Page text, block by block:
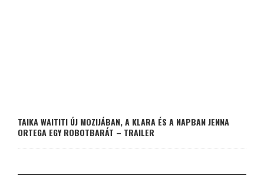
TAIKA WAITITI ÚJ MOZIJÁBAN, A KLARA ÉS A NAPBAN JENNA
ORTEGA EGY ROBOTBARÁT – TRAILER